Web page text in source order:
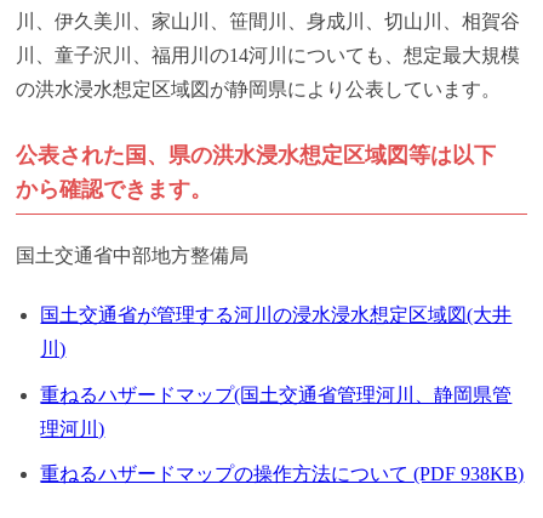
川、伊久美川、家山川、笹間川、身成川、切山川、相賀谷
川、童子沢川、福用川の14河川についても、想定最大規模
の洪水浸水想定区域図が静岡県により公表しています。
公表された国、県の洪水浸水想定区域図等は以下
から確認できます。
国土交通省中部地方整備局
国土交通省が管理する河川の浸水浸水想定区域図(大井
川)
重ねるハザードマップ(国土交通省管理河川、静岡県管
理河川)
重ねるハザードマップの操作方法について (PDF 938KB)